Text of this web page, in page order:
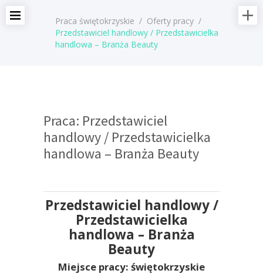
Praca świętokrzyskie / Oferty pracy /
Przedstawiciel handlowy / Przedstawicielka
handlowa – Branża Beauty
Praca: Przedstawiciel
handlowy / Przedstawicielka
handlowa – Branża Beauty
Przedstawiciel handlowy /
Przedstawicielka
handlowa – Branża
Beauty
Miejsce pracy: świętokrzyskie